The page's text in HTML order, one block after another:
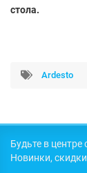
стола.
Ardesto
Будьте в
Новинки,